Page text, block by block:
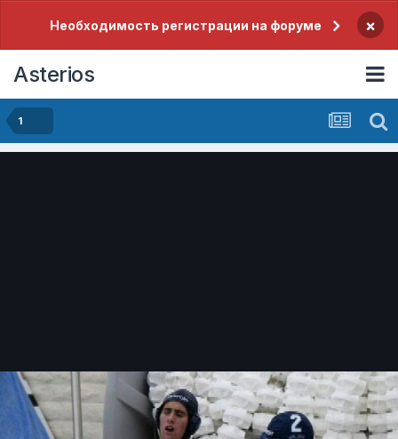
Необходимость регистрации на форуме ×
Asterios
1